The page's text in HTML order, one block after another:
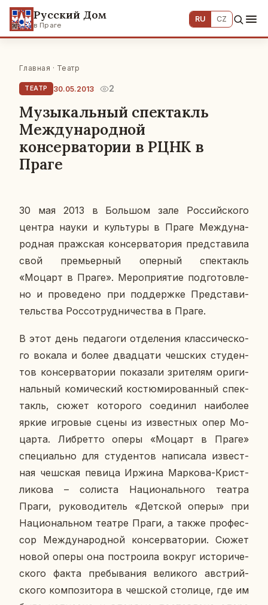
Русский Дом
в Праге
RU CZ
Главная · Театр
ТЕАТР 30.05.2013 2
Музыкальный спектакль
Международной
консерватории в РЦНК в
Праге
30 мая 2013 в Боль­шом зале Рос­сий­ско­го
центра науки и куль­ту­ры в Праге Меж­ду­на­
род­ная праж­ская кон­сер­ва­то­рия пред­ста­ви­ла
свой пре­мьер­ный опер­ный спек­такль
«Моцарт в Праге». Ме­ро­при­я­тие под­го­тов­ле­
но и про­ве­де­но при под­держ­ке Пред­ста­ви­
тель­ства Рос­со­труд­ни­че­ства в Праге.
В этот день пе­да­го­ги от­де­ле­ния клас­си­че­ско­
го вокала и более два­дца­ти чеш­ских сту­ден­
тов кон­сер­ва­то­рии по­ка­за­ли зри­те­лям ори­ги­
наль­ный ко­ми­че­ский ко­стю­ми­ро­ван­ный спек­
такль, сюжет ко­то­ро­го со­еди­нил наи­бо­лее
яркие иг­ро­вые сцены из из­вест­ных опер Мо­
цар­та. Либ­рет­то оперы «Моцарт в Праге»
спе­ци­аль­но для сту­ден­тов на­пи­са­ла из­вест­
ная чеш­ская певица Иржина Мар­ко­ва-Крист­
ли­ко­ва – со­ли­ста На­ци­о­наль­но­го театра
Праги, ру­ко­во­ди­тель «Дет­ской оперы» при
На­ци­о­наль­ном театре Праги, а также про­фес­
сор Меж­ду­на­род­ной кон­сер­ва­то­рии. Сюжет
новой оперы она по­стро­и­ла вокруг ис­то­ри­че­
ско­го факта пре­бы­ва­ния ве­ли­ко­го ав­стрий­
ско­го ком­по­зи­то­ра в чеш­ской сто­ли­це, где им